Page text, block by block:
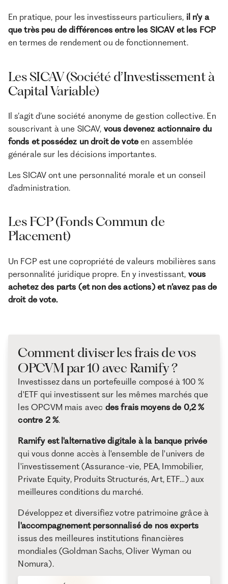
En pratique, pour les investisseurs particuliers, il n’y a
que très peu de différences entre les SICAV et les FCP
en termes de rendement ou de fonctionnement.
Les SICAV (Société d’Investissement à
Capital Variable)
Il s’agit d’une société anonyme de gestion collective. En
souscrivant à une SICAV, vous devenez actionnaire du
fonds et possédez un droit de voteen assemblée
générale sur les décisions importantes.
Les SICAV ont une personnalité morale et un conseil
d’administration.
Les FCP (Fonds Commun de
Placement)
Un FCP est une copropriété de valeurs mobilières sans
personnalité juridique propre. En y investissant, vous
achetez des parts (et non des actions) et n’avez pas de
droit de vote.
Comment diviser les frais de vos
OPCVM par 10 avec Ramify ?
Investissez dans un portefeuille composé à 100 %
d'ETF qui investissent sur les mêmes marchés que
les OPCVM mais avec des frais moyens de 0,2 %
contre 2 %.
Ramify est l'alternative digitale à la banque privée
qui vous donne accès à l'ensemble de l'univers de
l'investissement (Assurance-vie, PEA, Immobilier,
Private Equity, Produits Structurés, Art, ETF…) aux
meilleures conditions du marché.
Développez et diversifiez votre patrimoine grâce à
l'accompagnement personnalisé de nos experts
issus des meilleures institutions financières
mondiales (Goldman Sachs, Oliver Wyman ou
Nomura).